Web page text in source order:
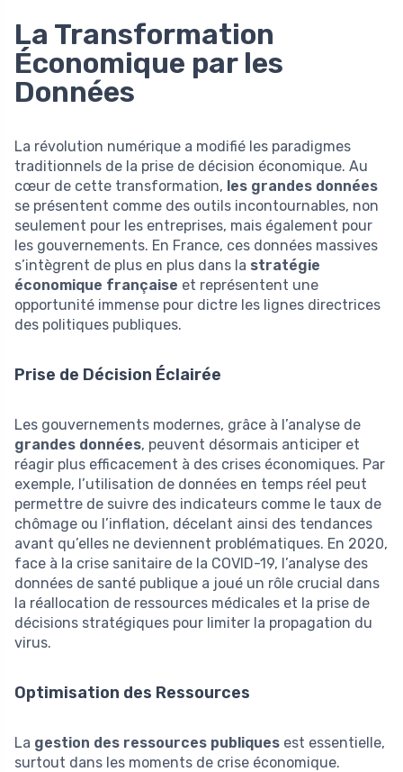
La Transformation
Économique par les
Données
La révolution numérique a modifié les paradigmes
traditionnels de la prise de décision économique. Au
cœur de cette transformation, les grandes données
se présentent comme des outils incontournables, non
seulement pour les entreprises, mais également pour
les gouvernements. En France, ces données massives
s’intègrent de plus en plus dans la stratégie
économique française et représentent une
opportunité immense pour dictre les lignes directrices
des politiques publiques.
Prise de Décision Éclairée
Les gouvernements modernes, grâce à l’analyse de
grandes données, peuvent désormais anticiper et
réagir plus efficacement à des crises économiques. Par
exemple, l’utilisation de données en temps réel peut
permettre de suivre des indicateurs comme le taux de
chômage ou l’inflation, décelant ainsi des tendances
avant qu’elles ne deviennent problématiques. En 2020,
face à la crise sanitaire de la COVID-19, l’analyse des
données de santé publique a joué un rôle crucial dans
la réallocation de ressources médicales et la prise de
décisions stratégiques pour limiter la propagation du
virus.
Optimisation des Ressources
La gestion des ressources publiques est essentielle,
surtout dans les moments de crise économique.